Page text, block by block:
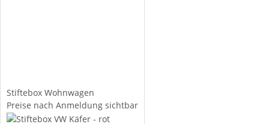
Stiftebox Wohnwagen
Preise nach Anmeldung sichtbar